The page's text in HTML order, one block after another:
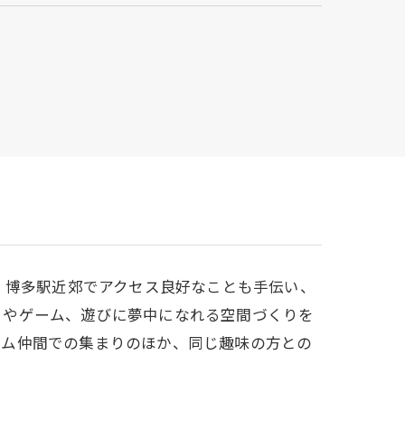
多駅近郊でアクセス良好なことも手伝い、
ゲーム、遊びに夢中になれる空間づくりを
仲間での集まりのほか、同じ趣味の方との